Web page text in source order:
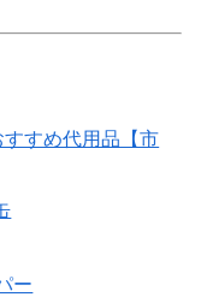
すめ代用品【市
ー